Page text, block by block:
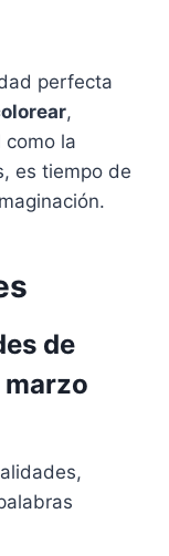
perfecta
,
como la
es tiempo de
de